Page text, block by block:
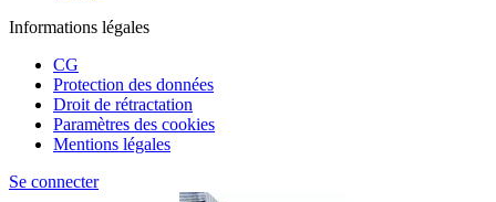
Informations légales
CG
Protection des données
Droit de rétractation
Paramètres des cookies
Mentions légales
Se connecter